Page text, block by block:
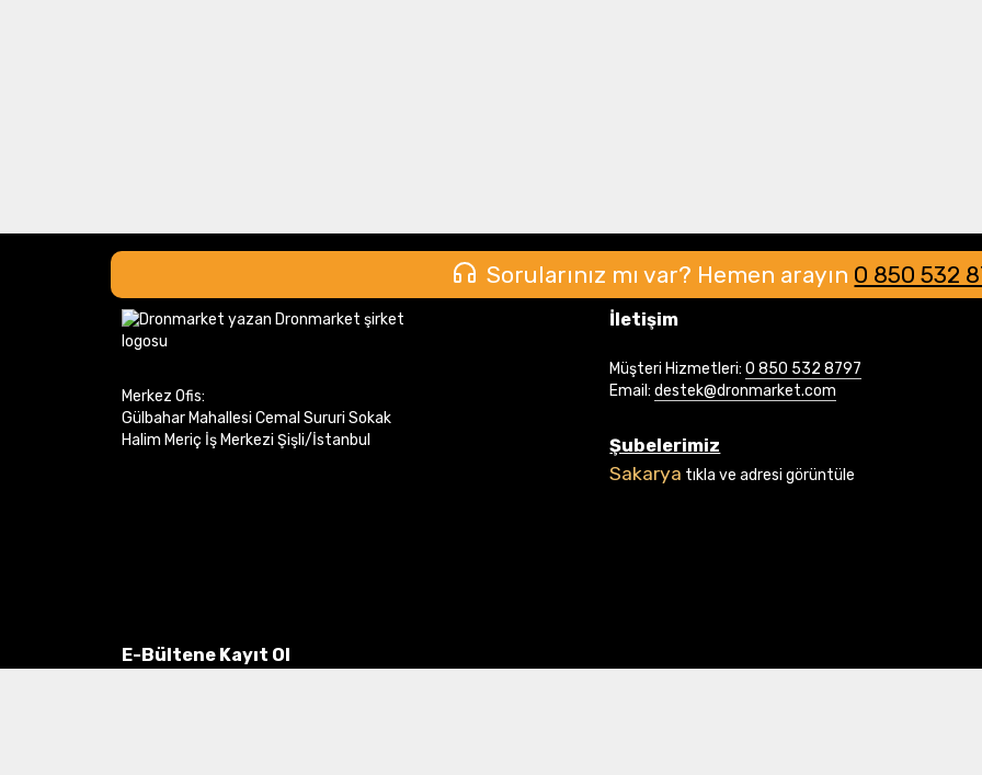
Sorularınız mı var? Hemen arayın 0 850 532
Merkez Ofis:
Gülbahar Mahallesi Cemal Sururi Sokak
Halim Meriç İş Merkezi Şişli/İstanbul
İletişim
Müşteri Hizmetleri:0 850 532 8797
Email:destek@dronmarket.com
Şubelerimiz
Sakarya tıkla ve adresi görüntüle
E-Bültene Kayıt Ol